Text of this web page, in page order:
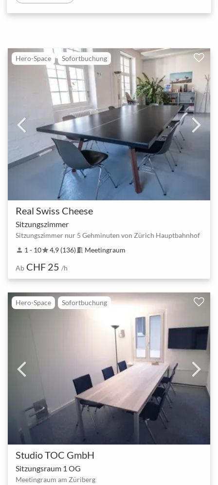
Hero-Space Sofortbuchung
Real Swiss Cheese
Sitzungszimmer
Sitzungszimmer nur 5 Gehminuten von Zürich Hauptbahnhof
person 1 - 10star4,9 (136) meeting_room Meetingraum
Ab CHF 25 /h
Hero-Space Sofortbuchung
Studio TOC GmbH
Sitzungsraum 1 OG
Meetingraum am Züriberg